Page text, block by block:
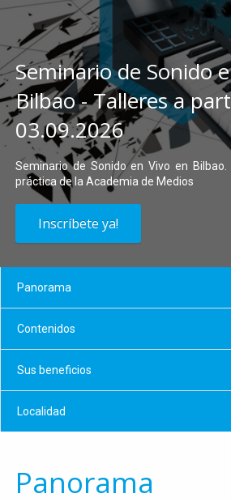
Seminario de Sonido
Bilbao - Talleres a
03.09.2026
Seminario de Sonido en Vivo en Bilbao.
práctica de la Academia de Medios
Inscríbete ya!
Panorama
Contenidos
Sus beneficios
Localidad
Panorama